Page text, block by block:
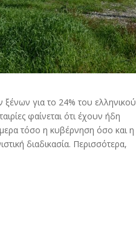
για το 24% του ελληνικού
φαίνεται ότι έχουν ήδη
τόσο η κυβέρνηση όσο και η
διαδικασία. Περισσότερα,